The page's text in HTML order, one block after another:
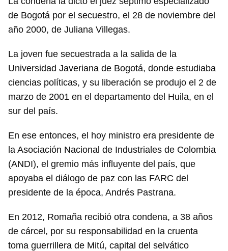
de Bogotá por el secuestro, el 28 de noviembre del
año 2000, de Juliana Villegas.
La joven fue secuestrada a la salida de la
Universidad Javeriana de Bogotá, donde estudiaba
ciencias políticas, y su liberación se produjo el 2 de
marzo de 2001 en el departamento del Huila, en el
sur del país.
En ese entonces, el hoy ministro era presidente de
la Asociación Nacional de Industriales de Colombia
(ANDI), el gremio más influyente del país, que
apoyaba el diálogo de paz con las FARC del
presidente de la época, Andrés Pastrana.
En 2012, Romaña recibió otra condena, a 38 años
de cárcel, por su responsabilidad en la cruenta
toma guerrillera de Mitú, capital del selvático